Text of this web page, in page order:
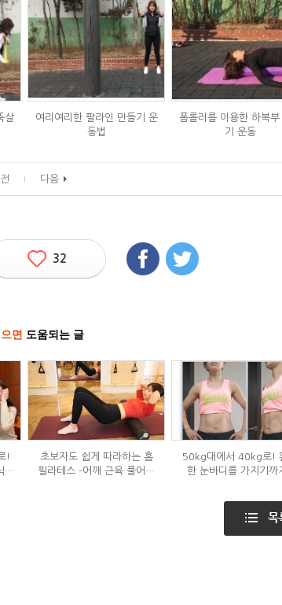
살
여리여리한 팔라인 만들기 운
동법
폼롤러를 이용한 하복부
기 운동
다음
32
면 도움되는 글
!
단
초보자도 쉽게 따라하는 홈
필라테스 –어깨 근육 풀어주
50kg대에서 40kg로!
한 눈바디를 가지기까